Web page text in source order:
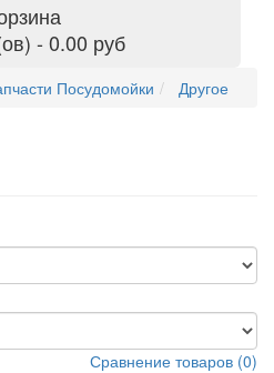
- 0.00 руб
Посудомойки Другое
Сравнение товаров (0)